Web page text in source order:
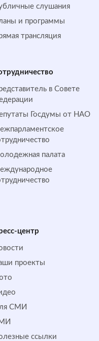
слушания
и программы
трансляция
в Совете
Госдумы от НАО
палата
центр
проекты
СМИ
ссылки